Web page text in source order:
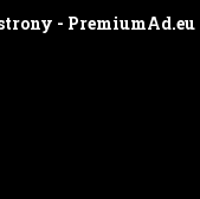
- PremiumAd.eu